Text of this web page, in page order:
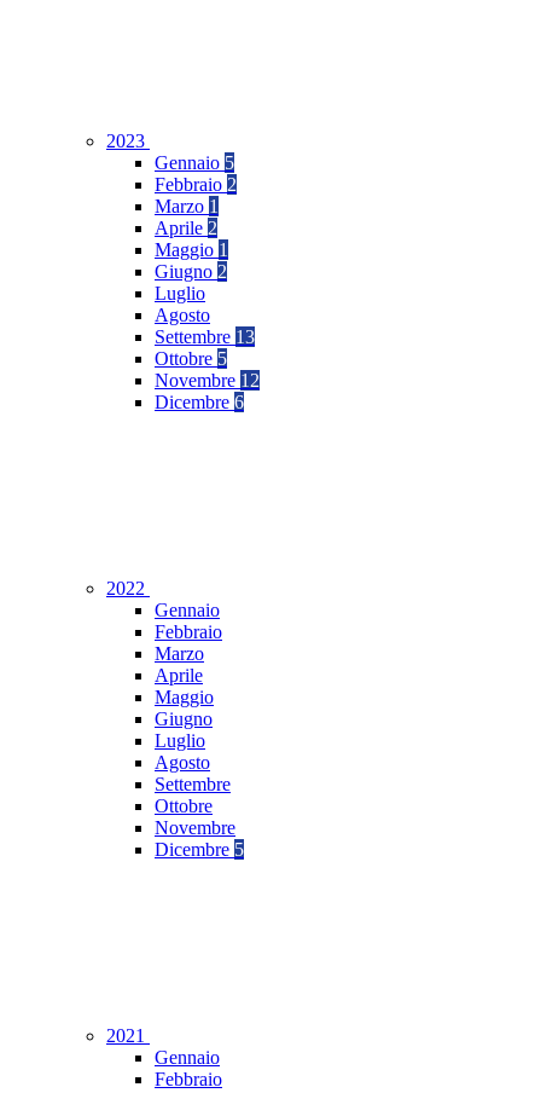
2023
Gennaio 5
Febbraio 2
Marzo 1
Aprile 2
Maggio 1
Giugno 2
Luglio
Agosto
Settembre 13
Ottobre 5
Novembre 12
Dicembre 6
2022
Gennaio
Febbraio
Marzo
Aprile
Maggio
Giugno
Luglio
Agosto
Settembre
Ottobre
Novembre
Dicembre 5
2021
Gennaio
Febbraio